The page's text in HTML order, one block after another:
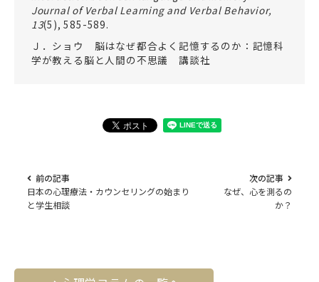
Journal of Verbal Learning and Verbal Behavior,
13(5), 585-589.
Ｊ．ショウ 脳はなぜ都合よく記憶するのか：記憶科
学が教える脳と人間の不思議 講談社
前の記事
日本の心理療法・カウンセリングの始まり
と学生相談
次の記事
なぜ、心を測るの
か？